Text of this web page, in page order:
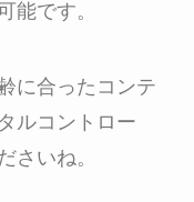
能です。
に合ったコンテ
ルコントロー
さいね。